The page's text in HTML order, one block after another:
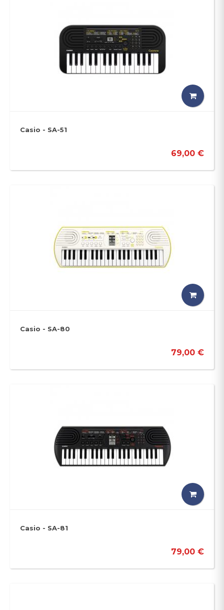
Casio - SA-51
69,00 €
Casio - SA-80
79,00 €
Casio - SA-81
79,00 €